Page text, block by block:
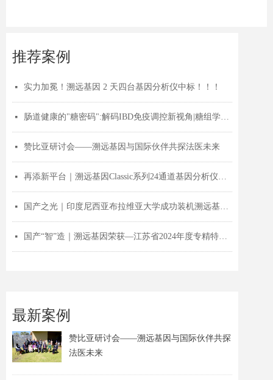
推荐案例
넷 实力加冕！溯远基因 2 天四台基因分析仪中标！！！
넷 肠道健康的"糖密码":解码IBD免疫调控新视角|糖组学前沿
넷 赞比亚研讨会——溯远基因与国际伙伴共探法医未来
넷 再添新平台｜溯远基因Classic系列24通道基因分析仪获批医疗器械注册证！
넷 国产之光｜印度尼西亚布拉维亚大学成功装机溯远基因Sanger测序仪！
넷 国产“智”造｜溯远基因荣获—江苏省2024年度专精特新中小企业认证！
最新案例
赞比亚研讨会——溯远基因与国际伙伴共探
法医未来